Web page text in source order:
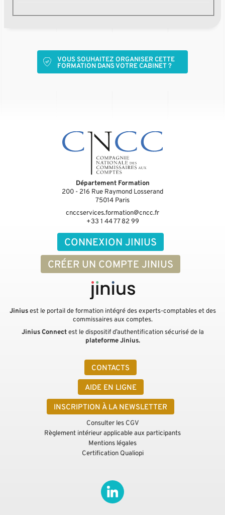
VOUS SOUHAITEZ ORGANISER CETTE
FORMATION DANS VOTRE CABINET ?
CONNEXION JINIUS
CRÉER UN COMPTE JINIUS
CONTACTS
AIDE EN LIGNE
INSCRIPTION À LA NEWSLETTER
Département Formation
200 - 216 Rue Raymond Losserand
75014 Paris
cnccservices.formation@cncc.fr
+33 1 44 77 82 99
Jiniusest le portail de formation intégré des experts-comptables et des
commissaires aux comptes.
Jinius Connectest le dispositif d’authentification sécurisé de la
plateforme Jinius.
Consulter les CGV
Règlement intérieur applicable aux participants
Mentions légales
Certification Qualiopi